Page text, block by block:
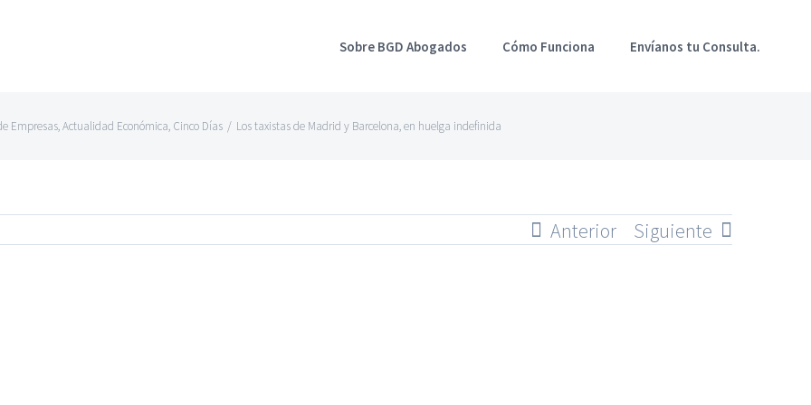
Sobre BGD Abogados Cómo Funciona Envíanos tu Consulta.
Empresas,Actualidad Económica, Cinco Días / Los taxistas de Madrid y Barcelona, en huelga indefinida
Anterior Siguiente